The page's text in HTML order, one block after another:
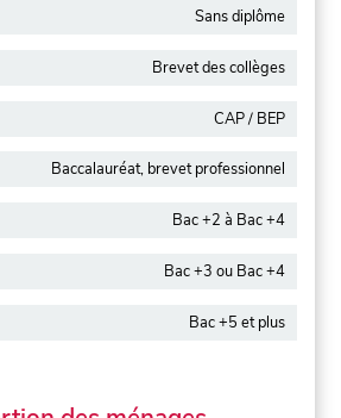
Sans diplôme
Brevet des collèges
CAP / BEP
Baccalauréat, brevet professionnel
Bac +2 à Bac +4
Bac +3 ou Bac +4
Bac +5 et plus